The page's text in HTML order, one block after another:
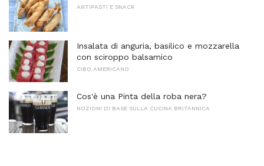
ANTIPASTI E SNACK
Insalata di anguria, basilico e mozzarella
con sciroppo balsamico
CIBO AMERICANO
Cos'è una Pinta della roba nera?
NOZIONI DI BASE SULLA CUCINA BRITANNICA